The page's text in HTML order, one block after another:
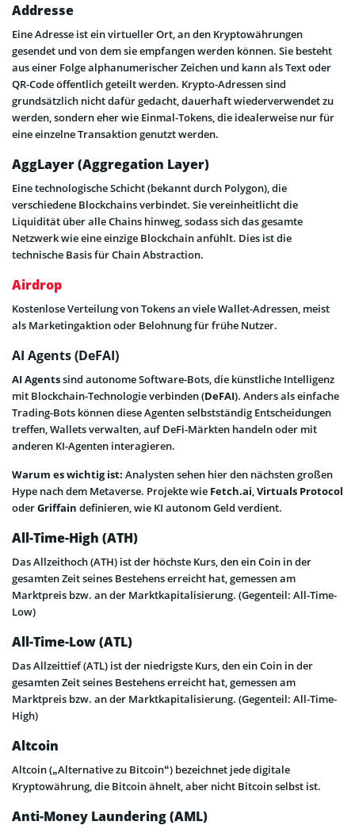
Addresse
Eine Adresse ist ein virtueller Ort, an den Kryptowährungen
gesendet und von dem sie empfangen werden können. Sie besteht
aus einer Folge alphanumerischer Zeichen und kann als Text oder
QR-Code öffentlich geteilt werden. Krypto-Adressen sind
grundsätzlich nicht dafür gedacht, dauerhaft wiederverwendet zu
werden, sondern eher wie Einmal-Tokens, die idealerweise nur für
eine einzelne Transaktion genutzt werden.
AggLayer (Aggregation Layer)
Eine technologische Schicht (bekannt durch Polygon), die
verschiedene Blockchains verbindet. Sie vereinheitlicht die
Liquidität über alle Chains hinweg, sodass sich das gesamte
Netzwerk wie eine einzige Blockchain anfühlt. Dies ist die
technische Basis für Chain Abstraction.
Airdrop
Kostenlose Verteilung von Tokens an viele Wallet-Adressen, meist
als Marketingaktion oder Belohnung für frühe Nutzer.
AI Agents (DeFAI)
AI Agentssind autonome Software-Bots, die künstliche Intelligenz
mit Blockchain-Technologie verbinden (DeFAI). Anders als einfache
Trading-Bots können diese Agenten selbstständig Entscheidungen
treffen, Wallets verwalten, auf DeFi-Märkten handeln oder mit
anderen KI-Agenten interagieren.
Warum es wichtig ist: Analysten sehen hier den nächsten großen
Hype nach dem Metaverse. Projekte wie Fetch.ai Virtuals Protocol
oderGriffain definieren, wie KI autonom Geld verdient.
All-Time-High (ATH)
Das Allzeithoch (ATH) ist der höchste Kurs, den ein Coin in der
gesamten Zeit seines Bestehens erreicht hat, gemessen am
Marktpreis bzw. an der Marktkapitalisierung. (Gegenteil: All-Time-
Low)
All-Time-Low (ATL)
Das Allzeittief (ATL) ist der niedrigste Kurs, den ein Coin in der
gesamten Zeit seines Bestehens erreicht hat, gemessen am
Marktpreis bzw. an der Marktkapitalisierung. (Gegenteil: All-Time-
High)
Altcoin
Altcoin („Alternative zu Bitcoin“) bezeichnet jede digitale
Kryptowährung, die Bitcoin ähnelt, aber nicht Bitcoin selbst ist.
Anti-Money Laundering (AML)